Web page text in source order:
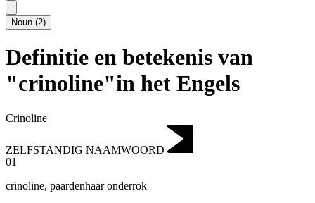
Noun (2)
Definitie en betekenis van
"crinoline"in het Engels
Crinoline
ZELFSTANDIG NAAMWOORD
01
crinoline, paardenhaar onderrok